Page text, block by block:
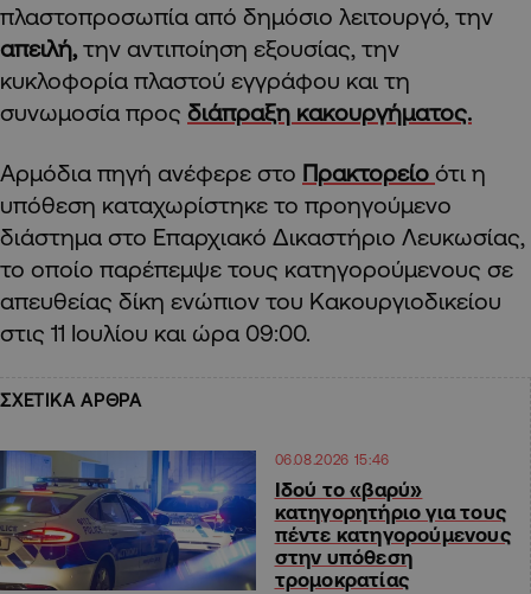
πλαστοπροσωπία από δημόσιο λειτουργό, την
απειλή, την αντιποίηση εξουσίας, την
κυκλοφορία πλαστού εγγράφου και τη
συνωμοσία προς διάπραξη κακουργήματος.
Αρμόδια πηγή ανέφερε στο Πρακτορείο ότι η
υπόθεση καταχωρίστηκε το προηγούμενο
διάστημα στο Επαρχιακό Δικαστήριο Λευκωσίας,
το οποίο παρέπεμψε τους κατηγορούμενους σε
απευθείας δίκη ενώπιον του Κακουργιοδικείου
στις 11 Ιουλίου και ώρα 09:00.
ΣΧΕΤΙΚΑ ΑΡΘΡΑ
06.08.2026 15:46
Ιδού το «βαρύ»
κατηγορητήριο για τους
πέντε κατηγορούμενους
στην υπόθεση
τρομοκρατίας